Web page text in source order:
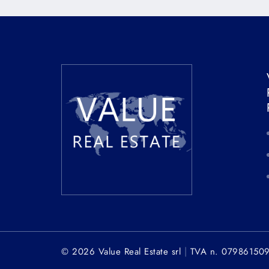
© 2026 Value Real Estate srl | TVA n.